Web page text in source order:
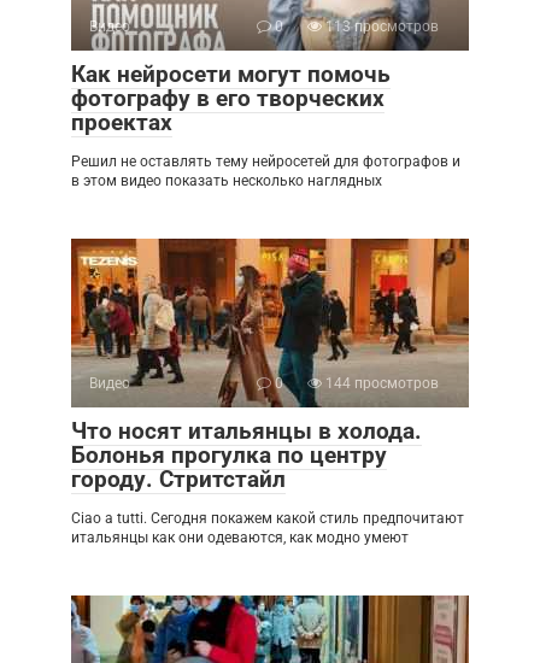
Видео 0 113 просмотров
Как нейросети могут помочь
фотографу в его творческих
проектах
Решил не оставлять тему нейросетей для фотографов и
в этом видео показать несколько наглядных
Видео 0 144 просмотров
Что носят итальянцы в холода.
Болонья прогулка по центру
городу. Стритстайл
Ciao a tutti. Сегодня покажем какой стиль предпочитают
итальянцы как они одеваются, как модно умеют